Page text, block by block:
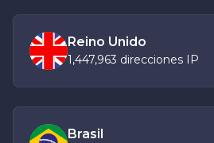
Reino Unido
1,447,963 direcciones IP
Brasil